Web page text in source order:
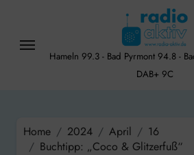
content
Hameln 99.3 - Bad Pyrmont 94.8 -
DAB+ 9C
Home 2024 April
16
Buchtipp: „Coco & Glitzerfuß“